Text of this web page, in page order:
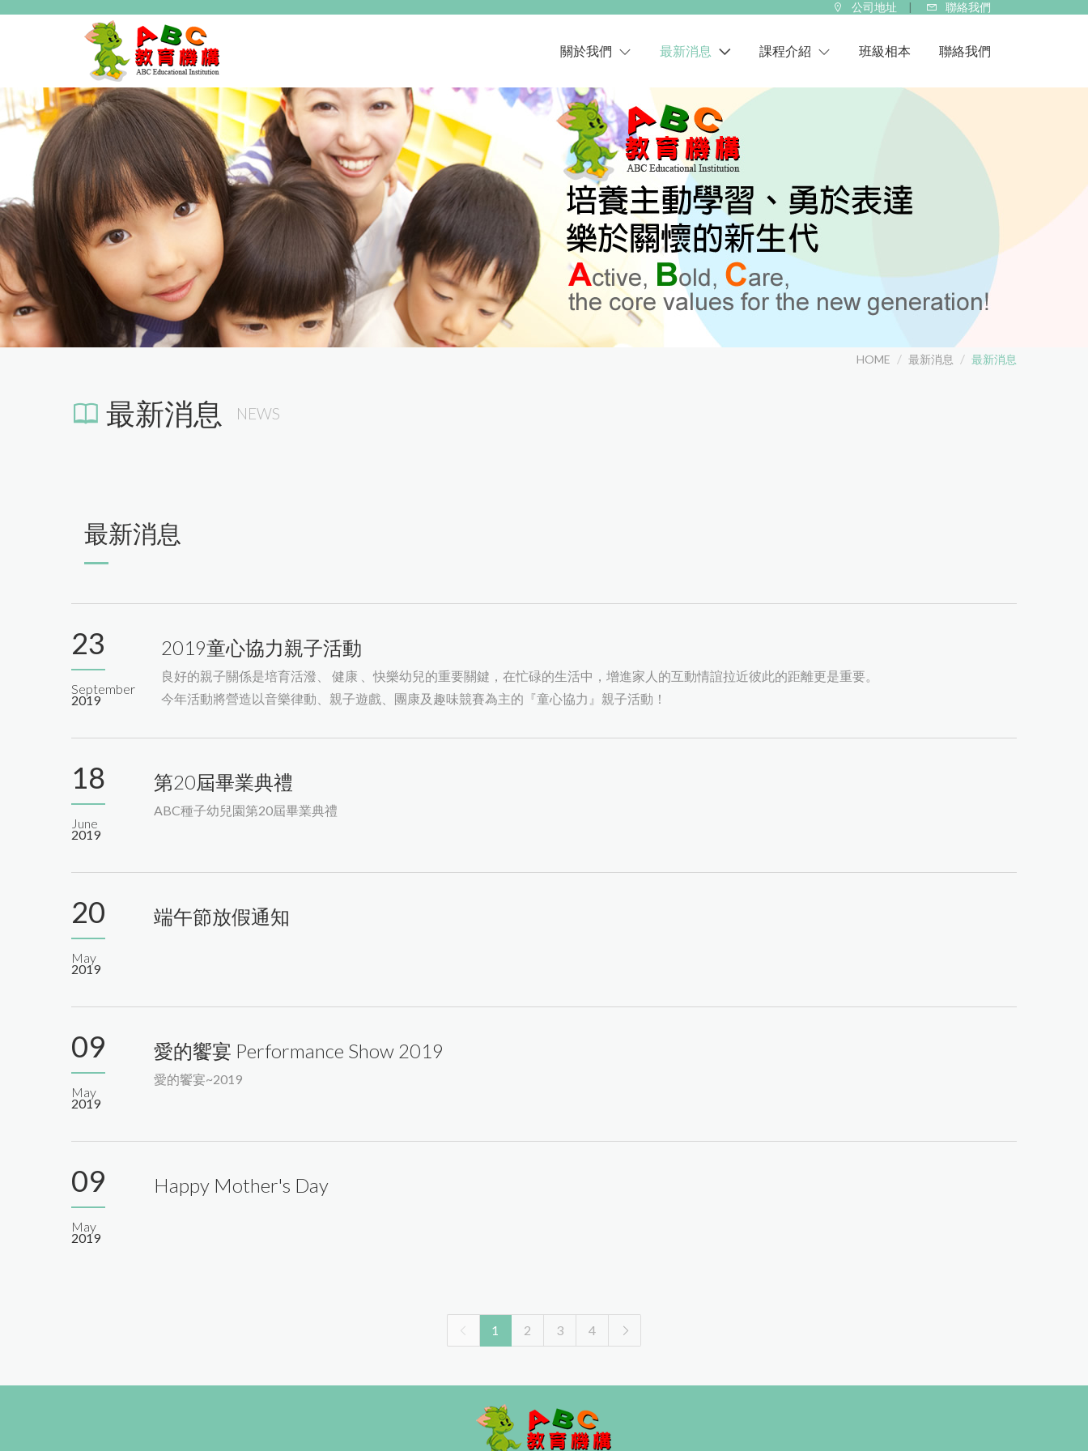
公司地址 聯絡我們
關於我們
ABC教育機構
種子幼兒園
桑尼種子幼兒園
華特幼兒園暨托嬰中心
ABC美語學校
最新消息
校園公告
影音分享
學習分享
最新消息
課程介紹
華特托嬰中心
ABC美語學校
班級相本 聯絡我們
HOME 最新消息 最新消息
最新消息 NEWS
最新消息
23
September
2019
2019童心協力親子活動
良好的親子關係是培育活潑、 健康 、快樂幼兒的重要關鍵，在忙碌的生活中，增進家人的互動情誼拉近彼此的距離更是重要。
今年活動將營造以音樂律動、親子遊戲、團康及趣味競賽為主的『童心協力』親子活動！
18
June
2019
第20屆畢業典禮
ABC種子幼兒園第20屆畢業典禮
20
May
2019
端午節放假通知
09
May
2019
愛的饗宴 Performance Show 2019
愛的饗宴~2019
09
May
2019
Happy Mother's Day
1 2 3 4